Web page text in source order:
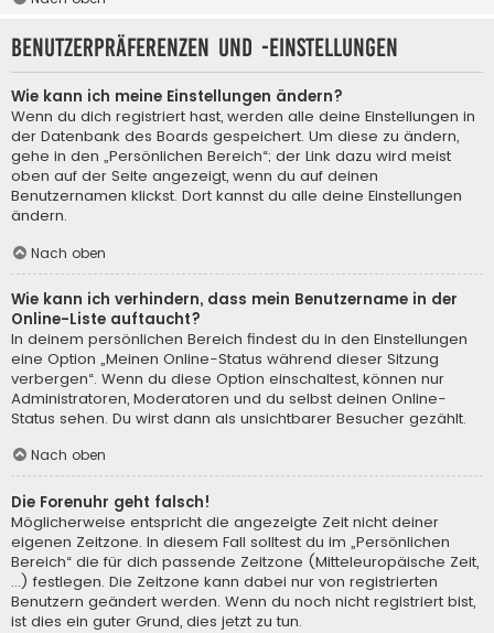
Benutzerpräferenzen und -einstellungen
Wie kann ich meine Einstellungen ändern?
Wenn du dich registriert hast, werden alle deine Einstellungen in
der Datenbank des Boards gespeichert. Um diese zu ändern,
gehe in den „Persönlichen Bereich“; der Link dazu wird meist
oben auf der Seite angezeigt, wenn du auf deinen
Benutzernamen klickst. Dort kannst du alle deine Einstellungen
ändern.
Nach oben
Wie kann ich verhindern, dass mein Benutzername in der
Online-Liste auftaucht?
In deinem persönlichen Bereich findest du in den Einstellungen
eine Option „Meinen Online-Status während dieser Sitzung
verbergen“. Wenn du diese Option einschaltest, können nur
Administratoren, Moderatoren und du selbst deinen Online-
Status sehen. Du wirst dann als unsichtbarer Besucher gezählt.
Nach oben
Die Forenuhr geht falsch!
Möglicherweise entspricht die angezeigte Zeit nicht deiner
eigenen Zeitzone. In diesem Fall solltest du im „Persönlichen
Bereich“ die für dich passende Zeitzone (Mitteleuropäische Zeit,
...) festlegen. Die Zeitzone kann dabei nur von registrierten
Benutzern geändert werden. Wenn du noch nicht registriert bist,
ist dies ein guter Grund, dies jetzt zu tun.